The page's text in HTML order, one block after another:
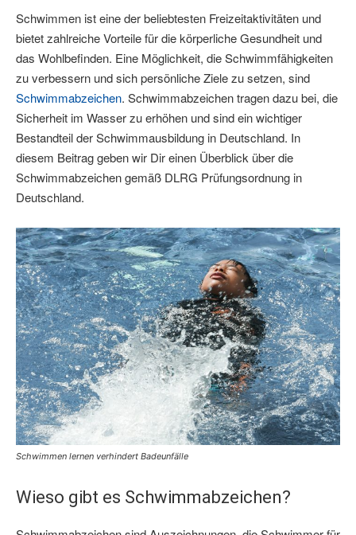
Schwimmen ist eine der beliebtesten Freizeitaktivitäten und
bietet zahlreiche Vorteile für die körperliche Gesundheit und
das Wohlbefinden. Eine Möglichkeit, die Schwimmfähigkeiten
zu verbessern und sich persönliche Ziele zu setzen, sind
Schwimmabzeichen. Schwimmabzeichen tragen dazu bei, die
Sicherheit im Wasser zu erhöhen und sind ein wichtiger
Bestandteil der Schwimmausbildung in Deutschland. In
diesem Beitrag geben wir Dir einen Überblick über die
Schwimmabzeichen gemäß DLRG Prüfungsordnung in
Deutschland.
Schwimmen lernen verhindert Badeunfälle
Wieso gibt es Schwimmabzeichen?